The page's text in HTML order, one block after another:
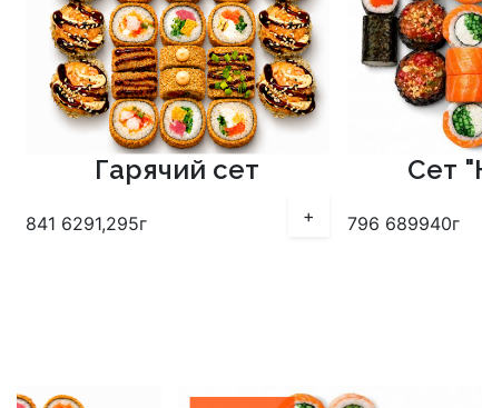
Гарячий сет
841 6291,295г +
Сет
796 689940г